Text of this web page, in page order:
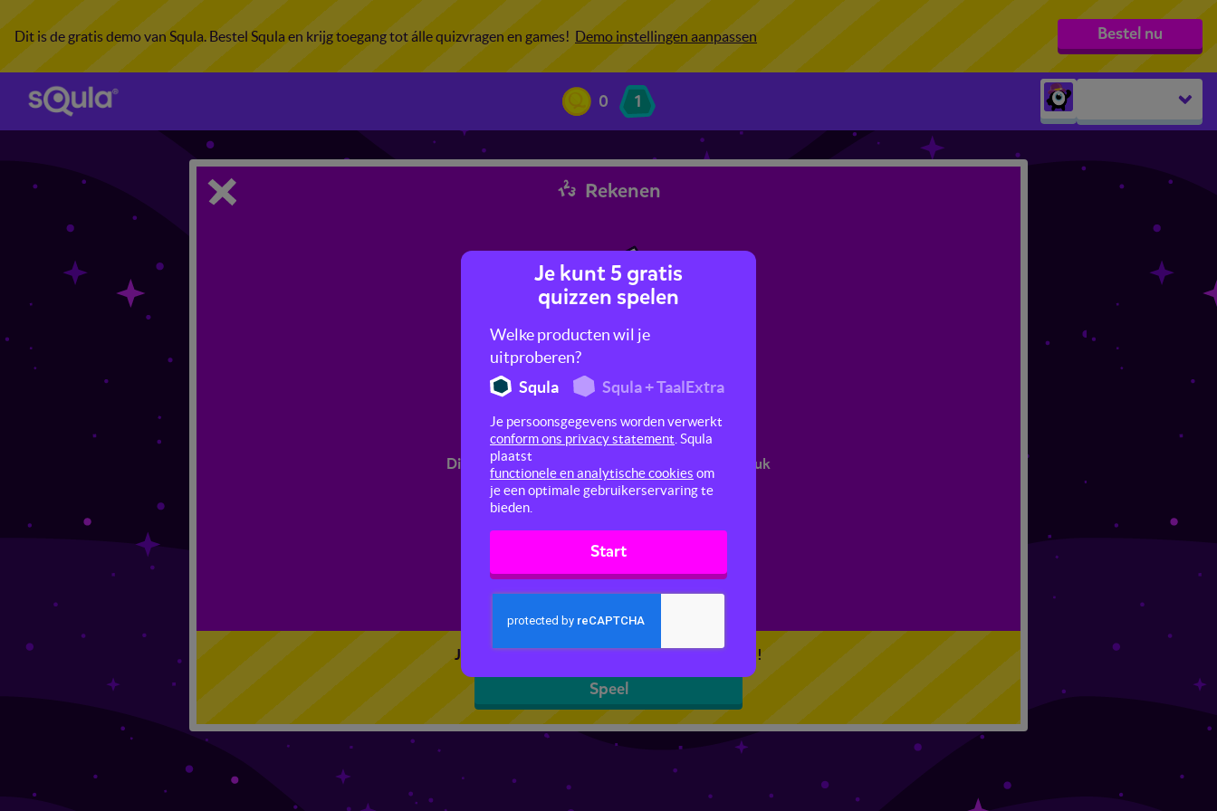
Dit is de gratis demo van Squla. Bestel Squla en krijg toegang tot álle quizvragen en games! Demo instellingen aanpassen Bestel nu
0 1
groep 1
groep 4
groep 5
Rekenen
Dit filmpje laat je zien hoe je percentages als breuk
kunt opschrijven.
Je kunt 5 gratis quizzen spelen. Speel de eerste!
Speel
Je kunt 5 gratis
quizzen spelen
Welke producten wil je
uitproberen?
Squla
Squla + TaalExtra
Je persoonsgegevens worden verwerkt
conform ons privacy statement . Squla
plaatst
functionele en analytische cookies om
je een optimale gebruikerservaring te
bieden.
Start